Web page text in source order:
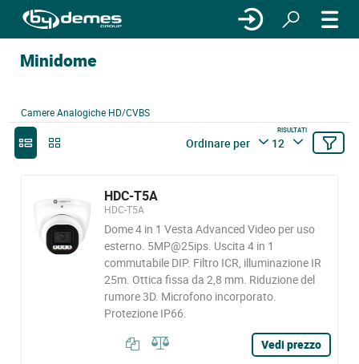
Minidome
Camere Analogiche HD/CVBS
Ordinare per
RISULTATI
12
HDC-T5A
HDC-T5A
Dome 4 in 1 Vesta Advanced Video per uso
esterno. 5MP@25ips. Uscita 4 in 1
commutabile DIP. Filtro ICR, illuminazione IR
25m. Ottica fissa da 2,8 mm. Riduzione del
rumore 3D. Microfono incorporato.
Protezione IP66.
Vedi prezzo